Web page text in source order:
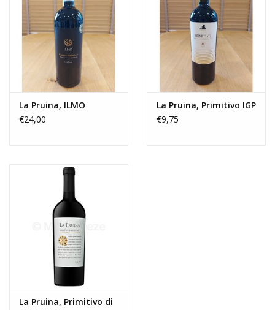
lentefeest, ...
MOEDERDAG 2026
Onze website
La Pruina, ILMO
€24,00
La Pruina, Primitivo IGP
€9,75
La Pruina, Primitivo di